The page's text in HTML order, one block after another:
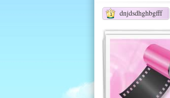
dnjdsdhghbgfff
1